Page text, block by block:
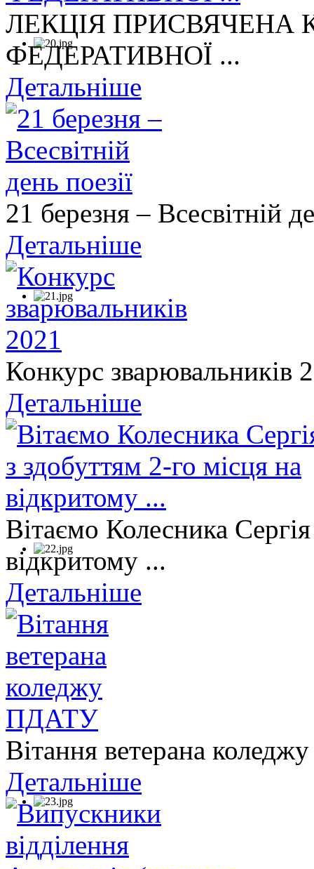
ЛЕКЦІЯ ПРИСВЯЧЕНА
ФЕДЕРАТИВНОЇ ...
Детальніше
21 березня – Всесвітній
Детальніше
Конкурс зварювальників
Детальніше
Вітаємо Колесника
відкритому ...
Детальніше
Вітання ветерана
Детальніше